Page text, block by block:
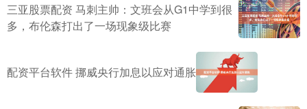
三亚股票配资 马刺主帅：文班会从G1中学到很
多，布伦森打出了一场现象级比赛
配资平台软件 挪威央行加息以应对通胀